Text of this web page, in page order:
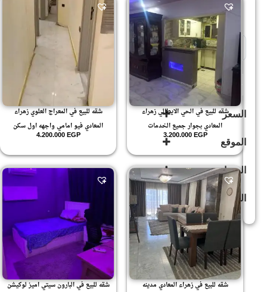
Sort Products
للإيجار
للبيع (503)
السعر
الموقع
المعراج
العلوي
(24)
بيتشو (9)
زهراء
المعادى
(594)
المعادي
(592)
غير مصنف
المساحة
100
105
140
150
155
156
160
الدور
.1
.2
.5
.6
.7
شقه للبيع في الحي الايطالي زهراء
المعادي بجوار جميع الخدمات
3.200.000EGP
شقه للبيع في المعراج العلوي زهراء
المعادي فيو امامي واجهه اول سكن
4.200.000EGP
شقه للبيع في زهراء المعادي مدينه
شقه للبيع في البارون سيتي اميز لوكيشن